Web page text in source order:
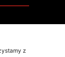
z